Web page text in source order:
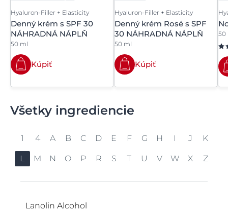
Hyaluron-Filler + Elasticity
Denný krém s SPF 30
NÁHRADNÁ NÁPLŇ
50 ml
Kúpiť
Hyaluron-Filler + Elasticity
Denný krém Rosé s SPF
30 NÁHRADNÁ NÁPLŇ
50 ml
Kúpiť
50
Všetky ingrediencie
1 4 A B C D E F G H I J K
L M N O P R S T U V W X Z
1,2-Hexanediol
4-t-Butylcyclohexanol (Trans-Isomer)
Acrylamide/Ammonium Acrylate
Bakuchiol
C10-30 Alkyl Acrylate Crosspolymer
Decyl Glucoside
Enoxolón
Farebné pigmenty
Gellan Gum
Helianthus Annuus Seed Oil
Isobutane
jojobový olej
Karnitín
Lanolin Alcohol